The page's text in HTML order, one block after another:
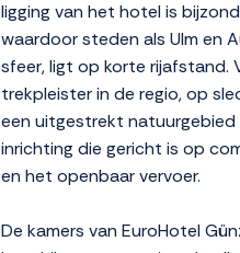
ligging van het hotel is
waardoor steden als Ulm en
sfeer, ligt op korte rijafstand.
trekpleister in de regio, op
een uitgestrekt natuurgebied
inrichting die gericht is op
en het openbaar vervoer.
De kamers van EuroHotel